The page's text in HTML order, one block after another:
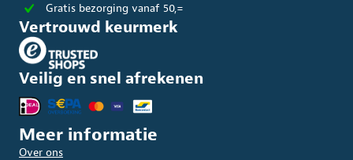
Gratis bezorging vanaf 50,=
Vertrouwd keurmerk
Veilig en snel afrekenen
Meer informatie
Over ons